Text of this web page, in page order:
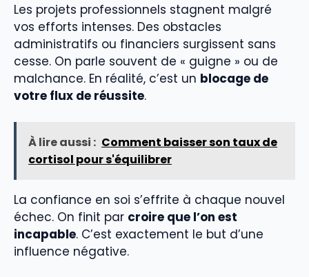
Les projets professionnels stagnent malgré
vos efforts intenses. Des obstacles
administratifs ou financiers surgissent sans
cesse. On parle souvent de « guigne » ou de
malchance. En réalité, c’est un blocage de
votre flux de réussite.
À lire aussi : Comment baisser son taux de
cortisol pour s'équilibrer
La confiance en soi s’effrite à chaque nouvel
échec. On finit par croire que l’on est
incapable. C’est exactement le but d’une
influence négative.